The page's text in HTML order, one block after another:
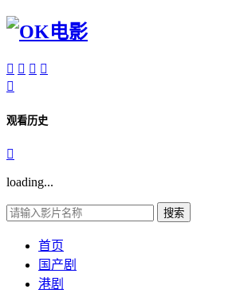
   

观看历史

loading...
搜索
首页
国产剧
港剧